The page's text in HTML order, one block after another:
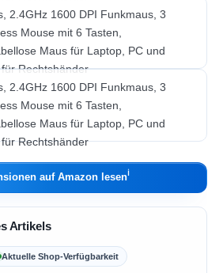
auf Amazon lesenℹ︎
Artikels
Aktuelle Shop-Verfügbarkeit